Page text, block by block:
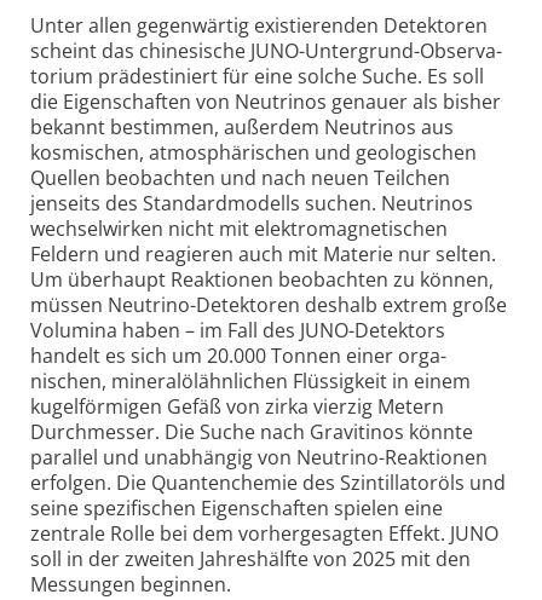
Unter allen gegen­wärtig existierenden Detektoren
scheint das chinesische JUNO-Unter­grund-Observa­
torium prädestiniert für eine solche Suche. Es soll
die Eigen­schaften von Neutrinos genauer als bisher
bekannt bestimmen, außerdem Neutrinos aus
kosmischen, atmosphärischen und geologischen
Quellen beobachten und nach neuen Teilchen
jenseits des Standard­modells suchen. Neutrinos
wechselwirken nicht mit elektro­magneti­schen
Feldern und reagieren auch mit Materie nur selten.
Um überhaupt Reaktionen beobachten zu können,
müssen Neutrino-Detektoren deshalb extrem große
Volumina haben – im Fall des JUNO-Detektors
handelt es sich um 20.000 Tonnen einer orga­
nischen, mineralölähnlichen Flüssigkeit in einem
kugel­förmigen Gefäß von zirka vierzig Metern
Durchmesser. Die Suche nach Gravitinos könnte
parallel und unabhängig von Neutrino-Reaktionen
erfolgen. Die Quanten­chemie des Szintil­lator­öls und
seine spezifischen Eigen­schaften spielen eine
zentrale Rolle bei dem vorher­gesagten Effekt. JUNO
soll in der zweiten Jahres­hälfte von 2025 mit den
Messungen beginnen.